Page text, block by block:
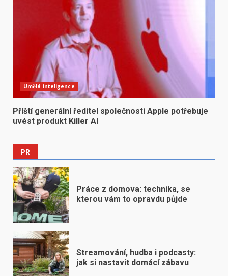
Umělá inteligence
Příští generální ředitel společnosti Apple potřebuje
uvést produkt Killer AI
PR
Práce z domova: technika, se
kterou vám to opravdu půjde
Streamování, hudba i podcasty:
jak si nastavit domácí zábavu